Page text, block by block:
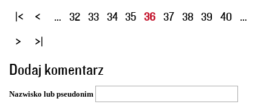
S
o
n
y
… 32 33 34 35 36 37 38 39 40 …
Dodaj komentarz
Nazwisko lub pseudonim